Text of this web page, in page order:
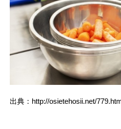
出典：http://osietehosii.net/